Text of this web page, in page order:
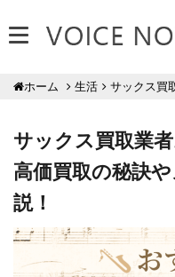
ホーム 生活 サックス買
サックス買取業
高価買取の秘訣
説！